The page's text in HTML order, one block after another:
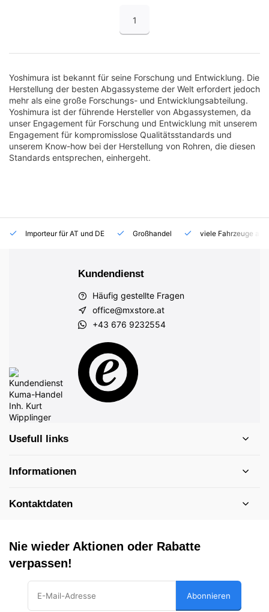
1
Yoshimura ist bekannt für seine Forschung und Entwicklung. Die
Herstellung der besten Abgassysteme der Welt erfordert jedoch
mehr als eine große Forschungs- und Entwicklungsabteilung.
Yoshimura ist der führende Hersteller von Abgassystemen, da
unser Engagement für Forschung und Entwicklung mit unserem
Engagement für kompromisslose Qualitätsstandards und
unserem Know-how bei der Herstellung von Rohren, die diesen
Standards entsprechen, einhergeht.
Importeur für AT und DE Großhandel viele Fahrzeuge auf
Kundendienst
Häufig gestellte Fragen
office@mxstore.at
+43 676 9232554
Usefull links
Informationen
Kontaktdaten
Nie wieder Aktionen oder Rabatte
verpassen!
Abonnieren